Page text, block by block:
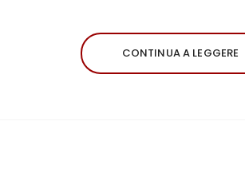
CONTINUA A LEGGERE